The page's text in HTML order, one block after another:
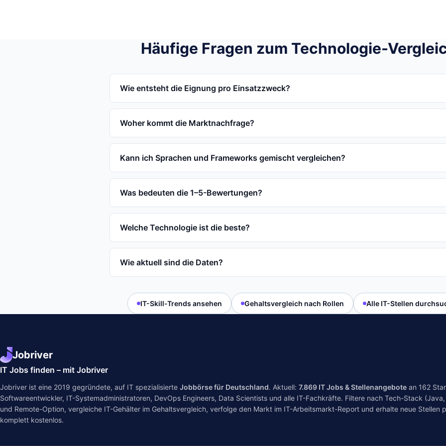
Häufige Fragen zum Technologie-
Wie entsteht die Eignung pro Einsatzzweck?
Woher kommt die Marktnachfrage?
Kann ich Sprachen und Frameworks gemischt vergleichen?
Was bedeuten die 1–5-Bewertungen?
Welche Technologie ist die beste?
Wie aktuell sind die Daten?
IT-Skill-Trends ansehen Gehaltsvergleich nach Rollen Alle IT-Stellen
Jobriver
IT Jobs finden – mit Jobriver
Jobriver ist eine 2019 gegründete, auf IT spezialisierte Jobbörse für Deutschland. Aktuell: 7.869 IT Jobs & Stellenangebote an 162
Softwareentwickler, IT-Systemadministratoren, DevOps Engineers, Data Scientists und alle IT-Fachkräfte. Filtere nach Tech-Stack
und Remote-Option, vergleiche IT-Gehälter im Gehaltsvergleich, verfolge den Markt im IT-Arbeitsmarkt-Report und erhalte neue Stellen
komplett kostenlos.